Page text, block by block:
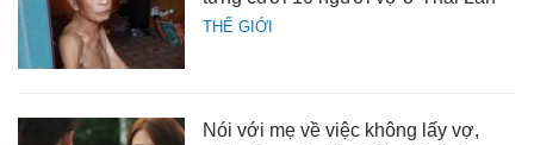
THẾ GIỚI
Nói với mẹ về việc không lấy vợ,